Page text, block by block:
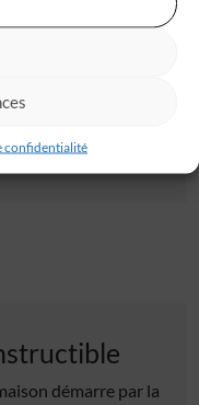
confidentialité
(*). Les informations recueillies
de rectification et
démarre par la